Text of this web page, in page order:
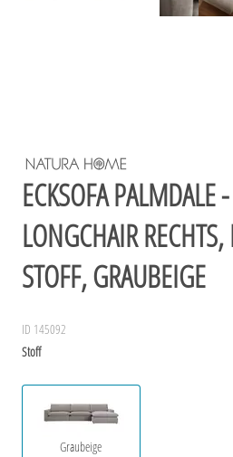
ECKSOFA PALMDALE
LONGCHAIR
STOFF, GRAUBEIGE
ID 145092
Stoff
Graubeige